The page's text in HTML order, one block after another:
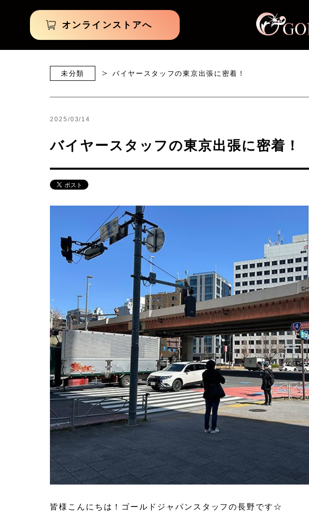
オンラインストアへ
未分類 バイヤースタッフの東京出張に密着！
2025/03/14
バイヤースタッフの東京出張に密着！
皆様こんにちは！ゴールドジャパンスタッフの長野です☆